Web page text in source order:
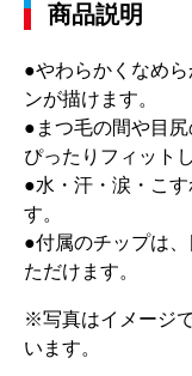
商品説明
●やわらかくなめ
ンが描けます。
●まつ毛の間や目
ぴったりフィット
●水・汗・涙・こ
す。
●付属のチップは
ただけます。
※写真はイメージ
います。